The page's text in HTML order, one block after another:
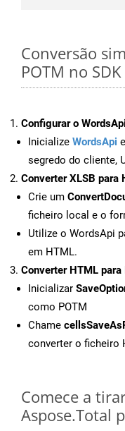
Conversão
POTM no
Configurar o
Inicialize WordsApi e
segredo do cliente,
Converter XLSB para
Crie um
ficheiro local e o
Utilize o WordsApi
em HTML.
Converter HTML
Inicializar
como POTM
Chame
converter o ficheiro
Comece a
Aspose.Total